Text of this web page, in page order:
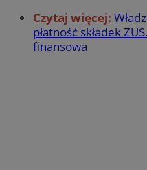
Czytaj więcej:
płatność składek
finansowa